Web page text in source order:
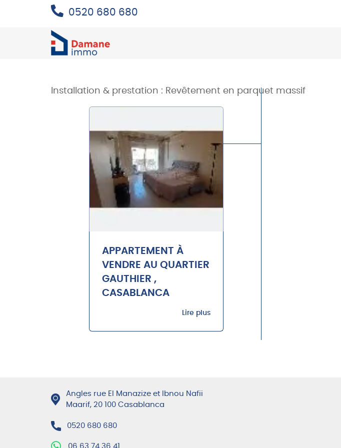
0520 680 680
Installation & prestation : Revêtement en parquet massif
APPARTEMENT À
VENDRE AU QUARTIER
GAUTHIER ,
CASABLANCA
Lire plus
Angles rue El Manazize et Ibnou Nafii
Maarif, 20 100 Casablanca
0520 680 680
06 63 74 36 41